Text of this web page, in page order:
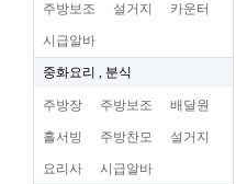
주방보조 설거지 카운터
시급알바
중화요리 , 분식
주방장 주방보조 배달원
홀서빙 주방찬모 설거지
요리사 시급알바